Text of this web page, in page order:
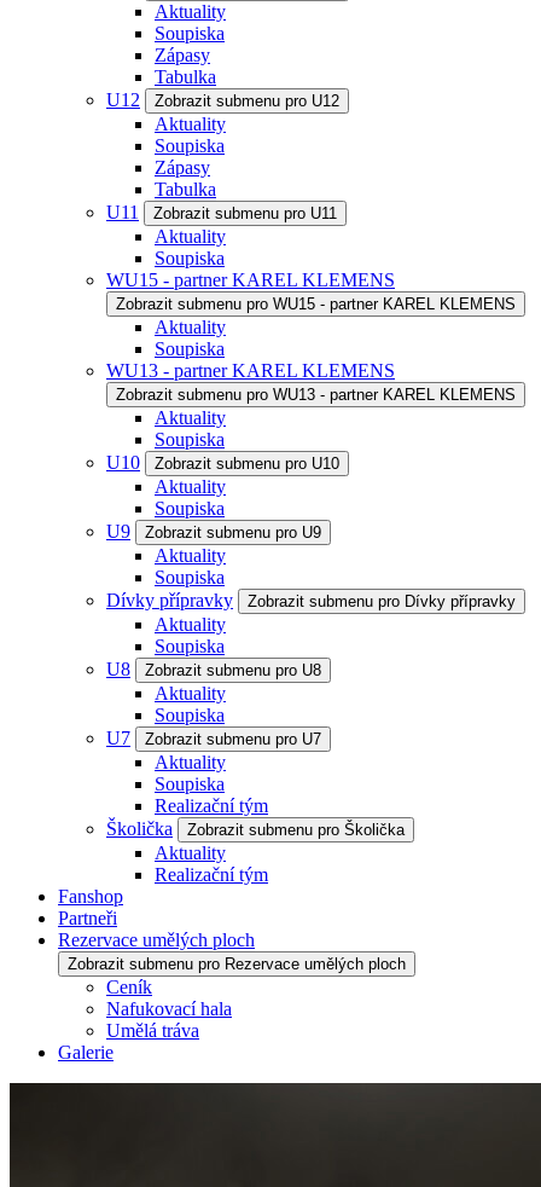
Aktuality
Soupiska
Zápasy
Tabulka
U12
Zobrazit submenu pro U12
Aktuality
Soupiska
Zápasy
Tabulka
U11
Zobrazit submenu pro U11
Aktuality
Soupiska
WU15 - partner KAREL KLEMENS
Zobrazit submenu pro WU15 - partner KAREL KLEMENS
Aktuality
Soupiska
WU13 - partner KAREL KLEMENS
Zobrazit submenu pro WU13 - partner KAREL KLEMENS
Aktuality
Soupiska
U10
Zobrazit submenu pro U10
Aktuality
Soupiska
U9
Zobrazit submenu pro U9
Aktuality
Soupiska
Dívky přípravky
Zobrazit submenu pro Dívky přípravky
Aktuality
Soupiska
U8
Zobrazit submenu pro U8
Aktuality
Soupiska
U7
Zobrazit submenu pro U7
Aktuality
Soupiska
Realizační tým
Školička
Zobrazit submenu pro Školička
Aktuality
Realizační tým
Fanshop
Partneři
Rezervace umělých ploch
Zobrazit submenu pro Rezervace umělých ploch
Ceník
Nafukovací hala
Umělá tráva
Galerie